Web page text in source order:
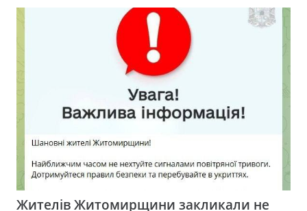
Жителів Житомирщини закликали не